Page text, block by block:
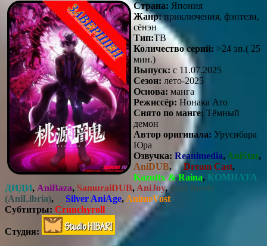
Страна: Япония
Жанр:приключения, фэнтези,
сёнэн
Тип:ТВ
Количество серий: >24 эп.( 25
мин.)
Выпуск: c 11.07.2025
Сезон: лето-2025
Основа: манга
Режиссёр: Нонака Ато
Снято по манге: Тёмный
демон
Автор оригинала: Урусибара
Юра
Озвучка: Reanimedia, AniStar,
AniDUB,Dream Cast,
Kazuttx & Raina, КОМНАТА
ДИДИ, AniBaza, SamuraiDUB, AniJoy,AniLiberty
(AniLibria), Silver AniAge, AnimeVost
Субтитры: Crunchyroll
Студия: